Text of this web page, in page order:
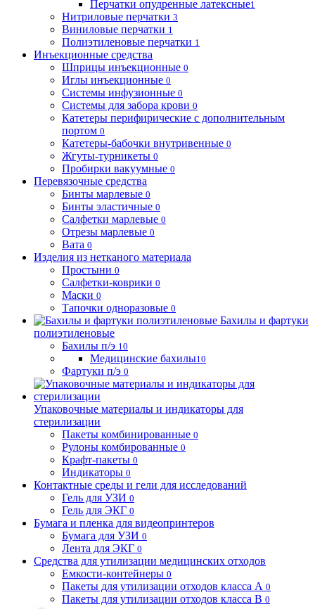
Перчатки опудренные латексные1
Нитриловые перчатки 3
Виниловые перчатки 1
Полиэтиленовые перчатки 1
Инъекционные средства
Шприцы инъекционные 0
Иглы инъекционные 0
Системы инфузионные 0
Системы для забора крови 0
Катетеры перифирические с дополнительным
портом 0
Катетеры-бабочки внутривенные 0
Жгуты-турникеты 0
Пробирки вакуумные 0
Перевязочные средства
Бинты марлевые 0
Бинты эластичные 0
Салфетки марлевые 0
Отрезы марлевые 0
Вата 0
Изделия из нетканого материала
Простыни 0
Салфетки-коврики 0
Маски 0
Тапочки одноразовые 0
Бахилы и фартуки
полиэтиленовые
Бахилы п/э 10
Медицинские бахилы10
Фартуки п/э 0
Упаковочные материалы и индикаторы для
стерилизации
Пакеты комбинированные 0
Рулоны комбированные 0
Крафт-пакеты 0
Индикаторы 0
Контактные среды и гели для исследований
Гель для УЗИ 0
Гель для ЭКГ 0
Бумага и пленка для видеопринтеров
Бумага для УЗИ 0
Лента для ЭКГ 0
Средства для утилизации медицинских отходов
Емкости-контейнеры 0
Пакеты для утилизации отходов класса А 0
Пакеты для утилизации отходов класса В 0